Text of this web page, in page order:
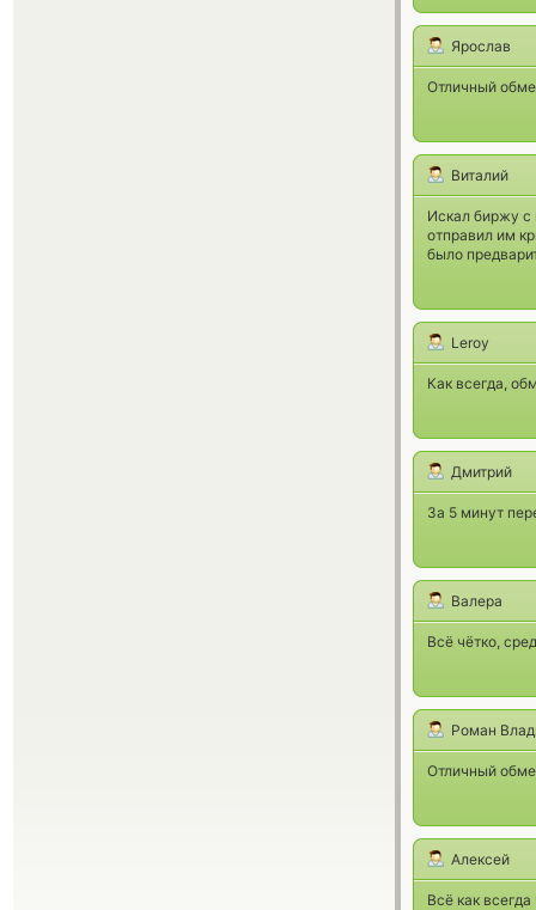
Ярослав
Отличный
Виталий
Искал биржу с
отправил им
было
Leroy
Как всегда,
Дмитрий
За 5 минут
Валера
Всё чётко,
Роман
Отличный
Алексей
Всё как